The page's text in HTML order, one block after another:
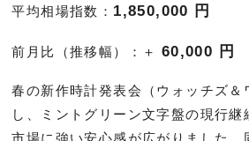
平均相場指数： 1,850,000 円
前月比（推移幅）：＋ 60,000 円
春の新作時計発表会（ウォッチズ＆
し、ミントグリーン文字盤の現行継
市場に強い安心感が広がりました。